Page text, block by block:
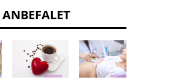
ANBEFALET